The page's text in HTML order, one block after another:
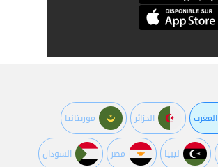
المغرب الجزائر موريتانيا
ليبيا مصر السودان